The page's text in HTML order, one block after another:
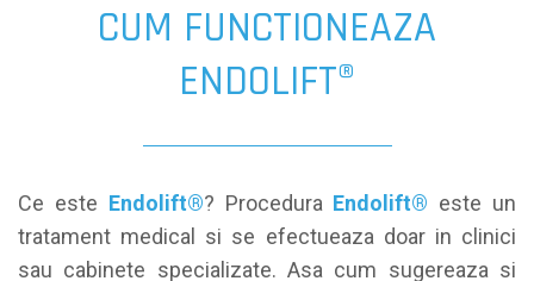
CUM FUNCTIONEAZA
ENDOLIFT®
Ce este Endolift®? Procedura Endolift® este un
tratament medical si se efectueaza doar in clinici
sau cabinete specializate. Asa cum sugereaza si